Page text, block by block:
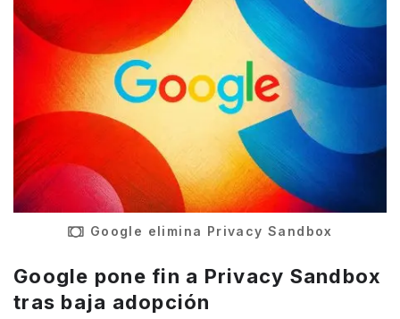
Google elimina Privacy Sandbox
Google pone fin a Privacy Sandbox
tras baja adopción